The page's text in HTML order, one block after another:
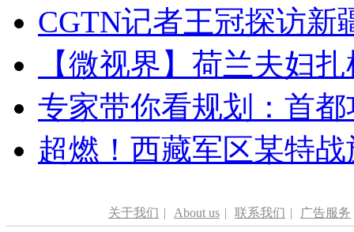
CGTN记者王冠探访新
【微视界】荷兰夫妇
专家带你看规划：首
超燃！西藏军区某特
关于我们 | About us | 联系我们 | 广告服务